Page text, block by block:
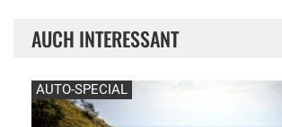
AUCH INTERESSANT
AUTO-SPECIAL